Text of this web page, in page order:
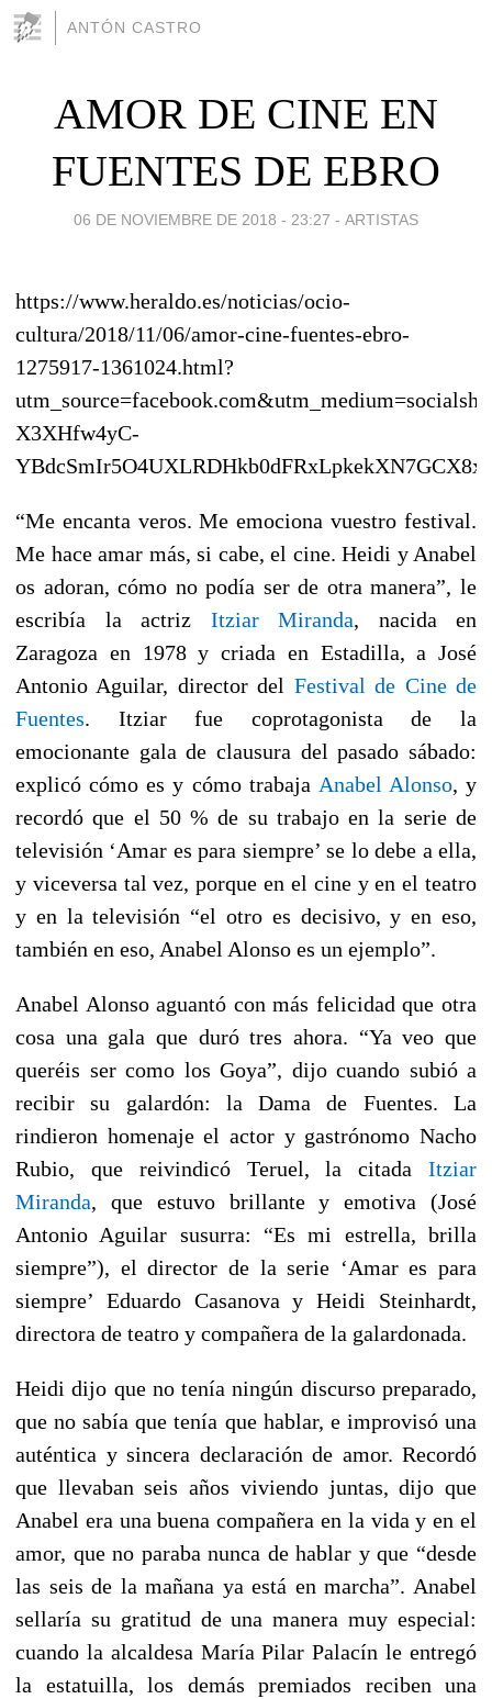
ANTÓN CASTRO
AMOR DE CINE EN
FUENTES DE EBRO
06 DE NOVIEMBRE DE 2018 - 23:27 - ARTISTAS
https://www.heraldo.es/noticias/ocio-
cultura/2018/11/06/amor-cine-fuentes-ebro-
1275917-1361024.html?
X3XHfw4yC-
“Me encanta veros. Me emociona vuestro festival.
Me hace amar más, si cabe, el cine. Heidi y Anabel
os adoran, cómo no podía ser de otra manera”, le
escribía la actriz Itziar Miranda, nacida en
Zaragoza en 1978 y criada en Estadilla, a José
Antonio Aguilar, director del Festival de Cine de
Fuentes. Itziar fue coprotagonista de la
emocionante gala de clausura del pasado sábado:
explicó cómo es y cómo trabaja Anabel Alonso, y
recordó que el 50 % de su trabajo en la serie de
televisión ‘Amar es para siempre’ se lo debe a ella,
y viceversa tal vez, porque en el cine y en el teatro
y en la televisión “el otro es decisivo, y en eso,
también en eso, Anabel Alonso es un ejemplo”.
Anabel Alonso aguantó con más felicidad que otra
cosa una gala que duró tres ahora. “Ya veo que
queréis ser como los Goya”, dijo cuando subió a
recibir su galardón: la Dama de Fuentes. La
rindieron homenaje el actor y gastrónomo Nacho
Rubio, que reivindicó Teruel, la citada Itziar
Miranda, que estuvo brillante y emotiva (José
Antonio Aguilar susurra: “Es mi estrella, brilla
siempre”), el director de la serie ‘Amar es para
siempre’ Eduardo Casanova y Heidi Steinhardt,
directora de teatro y compañera de la galardonada.
Heidi dijo que no tenía ningún discurso preparado,
que no sabía que tenía que hablar, e improvisó una
auténtica y sincera declaración de amor. Recordó
que llevaban seis años viviendo juntas, dijo que
Anabel era una buena compañera en la vida y en el
amor, que no paraba nunca de hablar y que “desde
las seis de la mañana ya está en marcha”. Anabel
sellaría su gratitud de una manera muy especial:
cuando la alcaldesa María Pilar Palacín le entregó
la estatuilla, los demás premiados reciben una